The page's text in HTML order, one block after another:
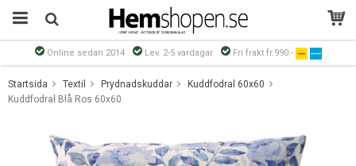
Online sedan 2014 Lev. 2-5 vardagar Fri frakt fr.990:-
Startsida Textil Prydnadskuddar
Kuddfodral 60x60
Kuddfodral Blå Ros 60x60